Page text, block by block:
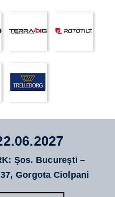
Șos. București –
Gorgota Ciolpani